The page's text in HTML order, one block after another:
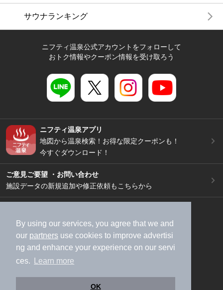
By using our services, you agree that we and
our partners use cookies to improve advertisi
ng and enhance your experience on our servi
ces.
Learn more
OK
サウナランキング
ニフティ温泉公式アカウントをフォローして
おトク情報やクーポン情報を受け取ろう
ニフティ温泉アプリ
地図から温泉検索！お得な限定クーポンも！
今すぐダウンロード！
ご意見ご要望 ・お問い合わせ
施設データの新規追加や修正依頼もこちらから
加盟店募集（資料請求）
広告出稿のご案内
利用規約
ライフスタイルMEMBERS+規約
特定商取引法に基づく表記
ヘルプ
採用情報
運営会社